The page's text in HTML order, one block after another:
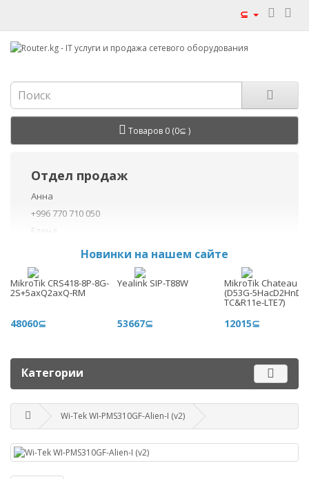
⊆
Товаров 0 (0⊆ )
Наш адрес
г. Бишкек, ул. Матросова, 47
Отдел продаж
Анна
+996 770 710 050
Елена
+996 770 710 040
+996 755 710 050
Данил
+996 775 710 060
Новинки на нашем сайте
MikroTik CRS418-8P-8G-
2S+5axQ2axQ-RM
48060⊆
Yealink SIP-T88W
53667⊆
MikroTik Chateau
(D53G-5HacD2HnD-
TC&R11e-LTE7)
12015⊆
Категории
Wi-Tek WI-PMS310GF-Alien-I (v2)